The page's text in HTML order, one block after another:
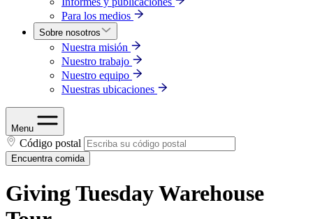
Para los medios
Sobre nosotros
Nuestra misión
Nuestro trabajo
Nuestro equipo
Nuestras ubicaciones
Menu
Código postal
Encuentra comida
Giving Tuesday Warehouse